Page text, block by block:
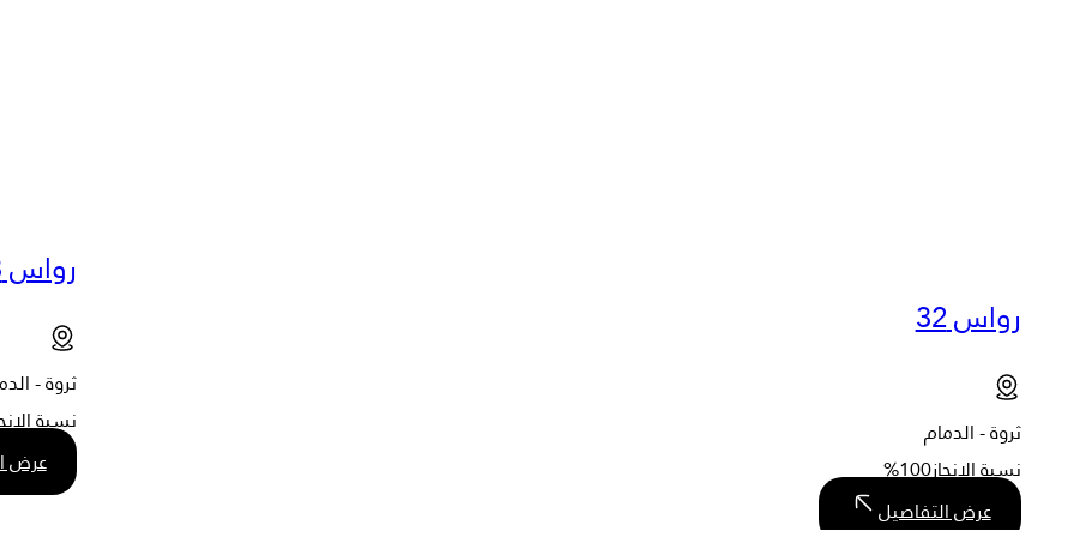
رواس 32
ثروة - الدمام
نسبة الإنجاز100%
عرض التفاصيل
رواس 33
ثروة -
نسبة
عرض